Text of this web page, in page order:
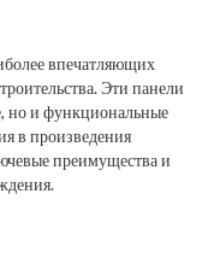
впечатляющих
Эти панели
но и функциональные
в произведения
преимущества и